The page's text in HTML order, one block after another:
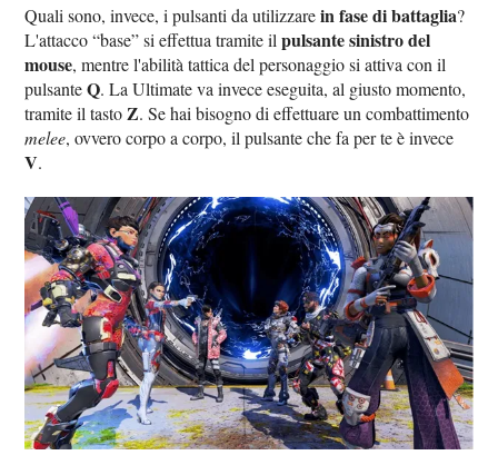
Quali sono, invece, i pulsanti da utilizzarein fase di battaglia?
L'attacco “base” si effettua tramite ilpulsante sinistro del
mouse, mentre l'abilità tattica del personaggio si attiva con il
pulsanteQ. La Ultimate va invece eseguita, al giusto momento,
tramite il tasto Z. Se hai bisogno di effettuare un combattimento
melee, ovvero corpo a corpo, il pulsante che fa per te è invece
V.